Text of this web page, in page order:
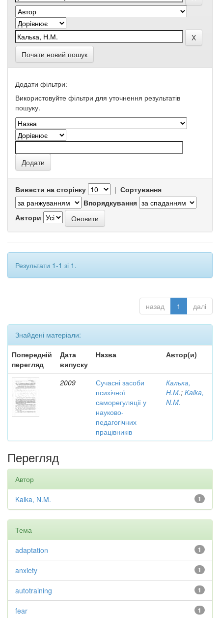
Почати новий пошук
Додати фільтри:
Використовуйте фільтри для уточнення результатів
пошуку.
Вивести на сторінку | Сортування
Впорядкування
Автори
Результати 1-1 зі 1.
назад 1 далі
Знайдені матеріали:
Попередній
перегляд
Дата
випуску
Назва Автор(и)
2009
Сучасні засоби
психічної
саморегуляції у
науково-
педагогічних
працівників
Калька,
Н.М.; Kalka,
N.M.
Перегляд
Автор
1
Kalka, N.M.
Тема
1
adaptation
1
anxiety
1
autotraining
1
fear